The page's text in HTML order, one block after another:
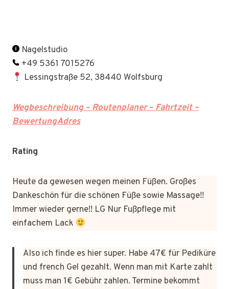
Nagelstudio
+49 5361 7015276
Lessingstraße 52, 38440 Wolfsburg
Wegbeschreibung – Routenplaner – Fahrtzeit –
BewertungAdres
Rating
Heute da gewesen wegen meinen Füßen. Großes
Dankeschön für die schönen Füße sowie Massage!!
Immer wieder gerne!! LG Nur Fußpflege mit
einfachem Lack
Also ich finde es hier super. Habe 47€ für Pediküre
und french Gel gezahlt. Wenn man mit Karte zahlt
muss man 1€ Gebühr zahlen. Termine bekommt